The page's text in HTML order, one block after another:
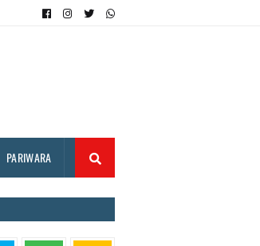
PARIWARA